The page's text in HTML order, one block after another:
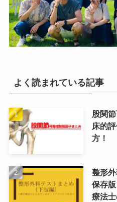
よく読まれている記事
股関
床的
方！
整形
保存
療法